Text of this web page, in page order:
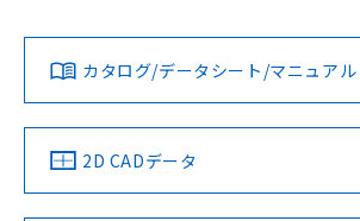
ダウンロードデータをご利用いただく前
みください。
ソフトウェアの使用条件
対応済み
中国 RoHS 注意事項・凡例
カタログ/データシート/マニュアル
2D CADデータ
す。